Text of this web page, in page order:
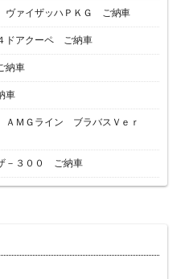
ァイザッハＰＫＧ ご納車
アクーペ ご納車
納車
車
ＭＧライン ブラバスＶｅｒ
－３００ ご納車